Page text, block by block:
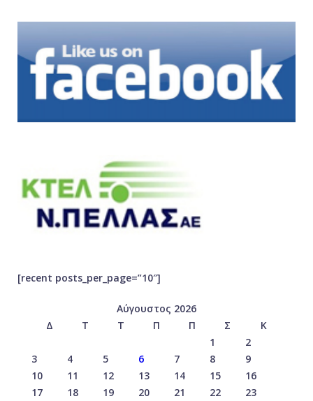
[recent posts_per_page=”10″]
Αύγουστος 2026
Δ
Τ Τ Π Π Σ
Κ
1
2
3
4 5 6 7 8
9
10
11 12 13 14 15
16
17
18 19 20 21 22
23